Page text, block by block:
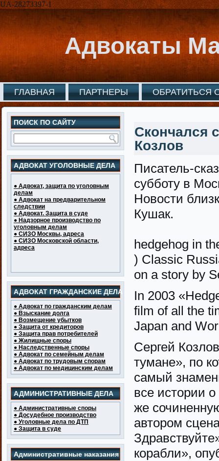
UA-28273397-1
Адвокаты
ГЛАВНАЯ ПАРТНЕРЫ ОБРАТИТЬСЯ
ПОИСК ПО САЙТУ
АДВОКАТ УГОЛОВНЫЕ ДЕЛА
● Адвокат, защита по уголовным
делам
● Адвокат на предварительном
следствии
● Адвокат. Защита в суде
● Надзорное производство по
уголовным делам
● СИЗО Москвы, адреса
● СИЗО Московской области,
адреса
АДВОКАТ ГРАЖДАНСКИЕ ДЕЛА
● Адвокат по гражданским делам
● Взыскание долга
● Возмещение убытков
● Защита от кредиторов
● Защита прав потребителей
● Жилищные споры
● Наследственные споры
● Адвокат по семейным делам
● Адвокат по трудовым спорам
● Адвокат по медицинским делам
АДМИНИСТРАТИВНЫЕ ДЕЛА
● Административные споры
● Досудебное производство
● Уголовные дела по ДТП
● Защита в суде
Административные наказания
Скончался
Козлов
Писатель-
субботу в
Новости
Кушак.
hedgehog in
) Classic
on a story by
In 2003
film of all the
Japan and
Сергей
тумане», по
самый
все истории
же
автором
корабли»,